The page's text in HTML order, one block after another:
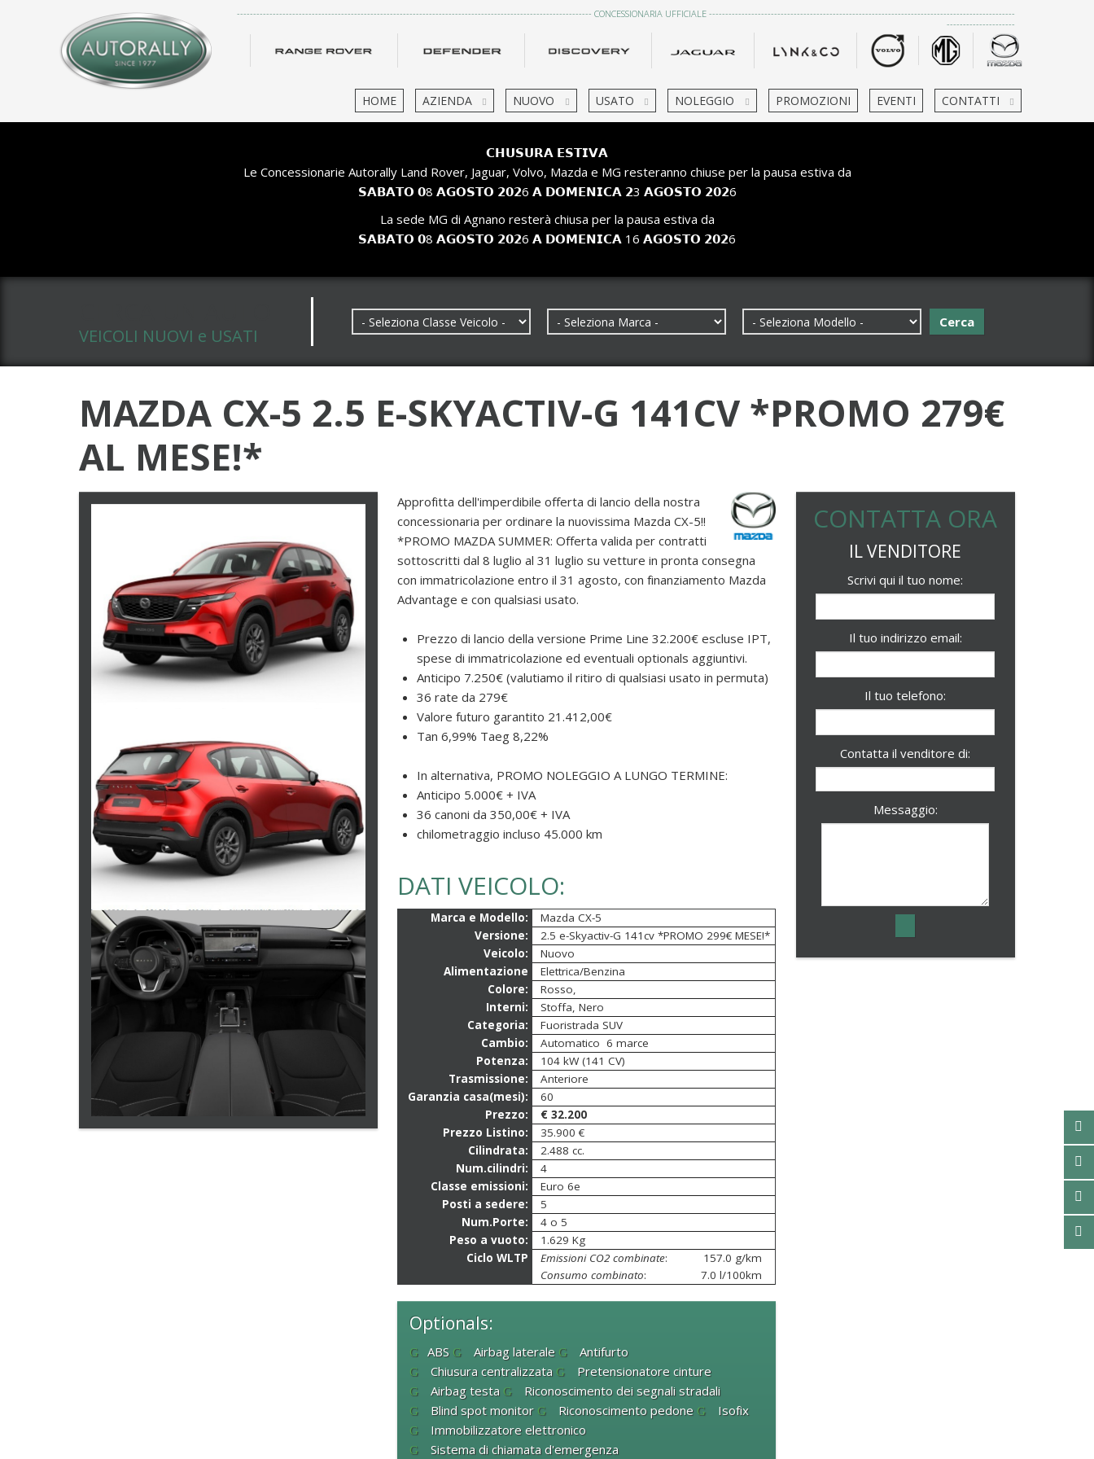
------------------------------------------------------------------------------------------------------------- CONCESSIONARIA UFFICIALE ----------------------------------------------------------------------------------------------
---------------------
HOME AZIENDA NUOVO USATO NOLEGGIO PROMOZIONI EVENTI CONTATTI
𝗖𝗛𝗨𝗦𝗨𝗥𝗔 𝗘𝗦𝗧𝗜𝗩𝗔
Le Concessionarie Autorally Land Rover, Jaguar, Volvo, Mazda e MG resteranno chiuse per la pausa estiva da
𝗦𝗔𝗕𝗔𝗧𝗢 𝟬8 𝗔𝗚𝗢𝗦𝗧𝗢 𝟮𝟬𝟮6 𝗔 𝗗𝗢𝗠𝗘𝗡𝗜𝗖𝗔 𝟮3 𝗔𝗚𝗢𝗦𝗧𝗢 𝟮𝟬𝟮6
La sede MG di Agnano resterà chiusa per la pausa estiva da
𝗦𝗔𝗕𝗔𝗧𝗢 𝟬8 𝗔𝗚𝗢𝗦𝗧𝗢 𝟮𝟬𝟮6 𝗔 𝗗𝗢𝗠𝗘𝗡𝗜𝗖𝗔 16 𝗔𝗚𝗢𝗦𝗧𝗢 𝟮𝟬𝟮6
VEICOLI NUOVI e USATI
Cerca
MAZDA CX-5 2.5 E-SKYACTIV-G 141CV *PROMO 279€
AL MESE!*
Approfitta dell'imperdibile offerta di lancio della nostra
concessionaria per ordinare la nuovissima Mazda CX-5!!
*PROMO MAZDA SUMMER: Offerta valida per contratti
sottoscritti dal 8 luglio al 31 luglio su vetture in pronta consegna
con immatricolazione entro il 31 agosto, con finanziamento Mazda
Advantage e con qualsiasi usato.
Prezzo di lancio della versione Prime Line 32.200€ escluse IPT,
spese di immatricolazione ed eventuali optionals aggiuntivi.
Anticipo 7.250€ (valutiamo il ritiro di qualsiasi usato in permuta)
36 rate da 279€
Valore futuro garantito 21.412,00€
Tan 6,99% Taeg 8,22%
In alternativa, PROMO NOLEGGIO A LUNGO TERMINE:
Anticipo 5.000€ + IVA
36 canoni da 350,00€ + IVA
chilometraggio incluso 45.000 km
DATI VEICOLO:
Marca e Modello:
Mazda CX-5
Versione:
2.5 e-Skyactiv-G 141cv *PROMO 299€ MESE!*
Veicolo:
Nuovo
Alimentazione
Elettrica/Benzina
Colore:
Rosso,
Interni:
Stoffa, Nero
Categoria:
Fuoristrada SUV
Cambio:
Automatico 6 marce
Potenza:
104 kW (141 CV)
Trasmissione:
Anteriore
Garanzia casa(mesi):
60
Prezzo:
€ 32.200
Prezzo Listino:
35.900 €
Cilindrata:
2.488 cc.
Num.cilindri:
4
Classe emissioni:
Euro 6e
Posti a sedere:
5
Num.Porte:
4 o 5
Peso a vuoto:
1.629 Kg
Ciclo WLTP
Emissioni CO2 combinate:
157.0 g/km
Consumo combinato: 7.0 l/100km
Optionals:
ABS Airbag laterale
Antifurto
Chiusura centralizzata
Pretensionatore cinture
Airbag testa
Riconoscimento dei segnali stradali
Blind spot monitor
Riconoscimento pedone
Isofix
Immobilizzatore elettronico
Sistema di chiamata d'emergenza
CONTATTA ORA
IL VENDITORE
Scrivi qui il tuo nome:
Il tuo indirizzo email:
Il tuo telefono:
Contatta il venditore di:
Messaggio: